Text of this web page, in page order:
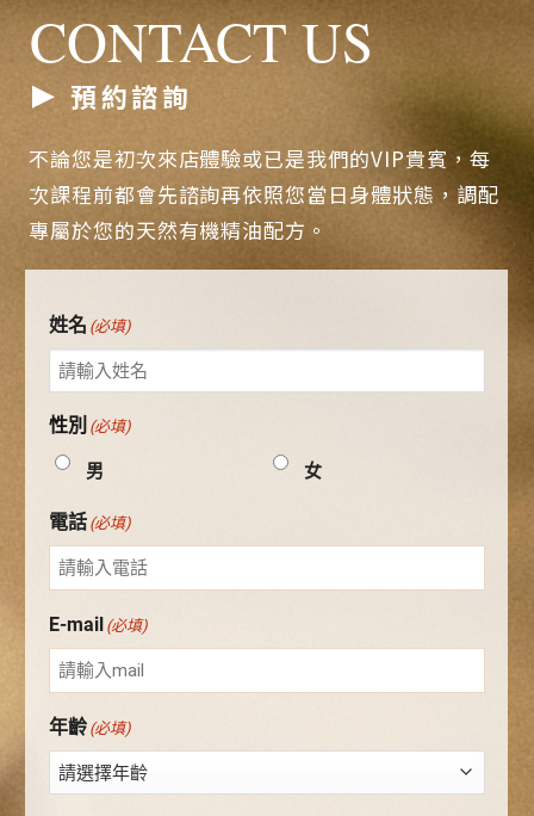
CONTACT US
預約諮詢
不論您是初次來店體驗或已是我們的VIP貴賓，每
次課程前都會先諮詢再依照您當日身體狀態，調配
專屬於您的天然有機精油配方。
姓名 (必填)
性別 (必填)
男 女
電話 (必填)
E-mail (必填)
年齡 (必填)